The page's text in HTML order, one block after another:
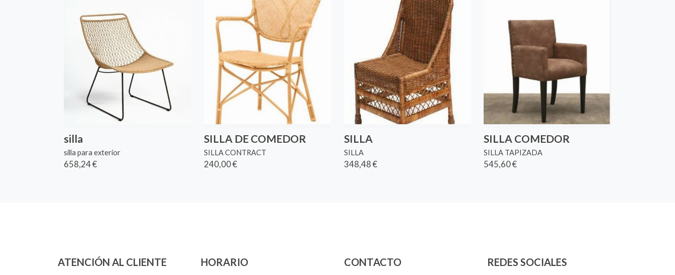
silla
silla para exterior
658,24 €
SILLA DE COMEDOR
SILLA CONTRACT
240,00 €
SILLA
SILLA
348,48 €
SILLA COMEDOR
SILLA TAPIZADA
545,60 €
ATENCIÓN AL CLIENTE HORARIO CONTACTO REDES SOCIALES